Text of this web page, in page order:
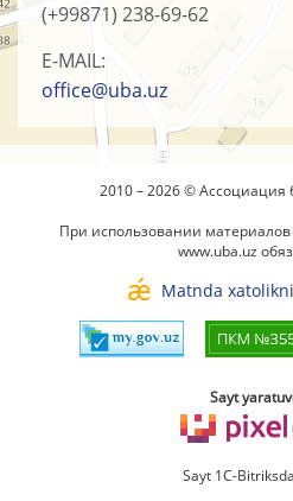
(+99871) 238-69-62
E-MAIL:
office@uba.uz
2010 – 2026 © Ассоциация
При использовании материалов
www.uba.uz
Matnda
Sayt
Sayt 1C-